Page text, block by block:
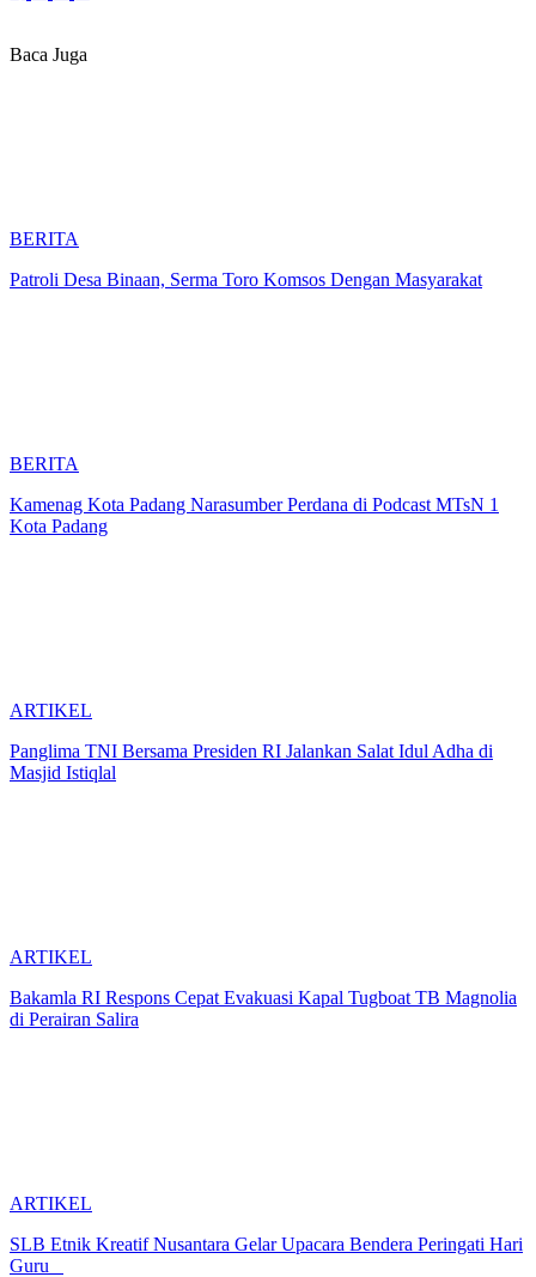
Baca Juga
BERITA
Patroli Desa Binaan, Serma Toro Komsos Dengan Masyarakat
BERITA
Kamenag Kota Padang Narasumber Perdana di Podcast MTsN 1
Kota Padang
ARTIKEL
Panglima TNI Bersama Presiden RI Jalankan Salat Idul Adha di
Masjid Istiqlal
ARTIKEL
Bakamla RI Respons Cepat Evakuasi Kapal Tugboat TB Magnolia
di Perairan Salira
ARTIKEL
SLB Etnik Kreatif Nusantara Gelar Upacara Bendera Peringati Hari
Guru